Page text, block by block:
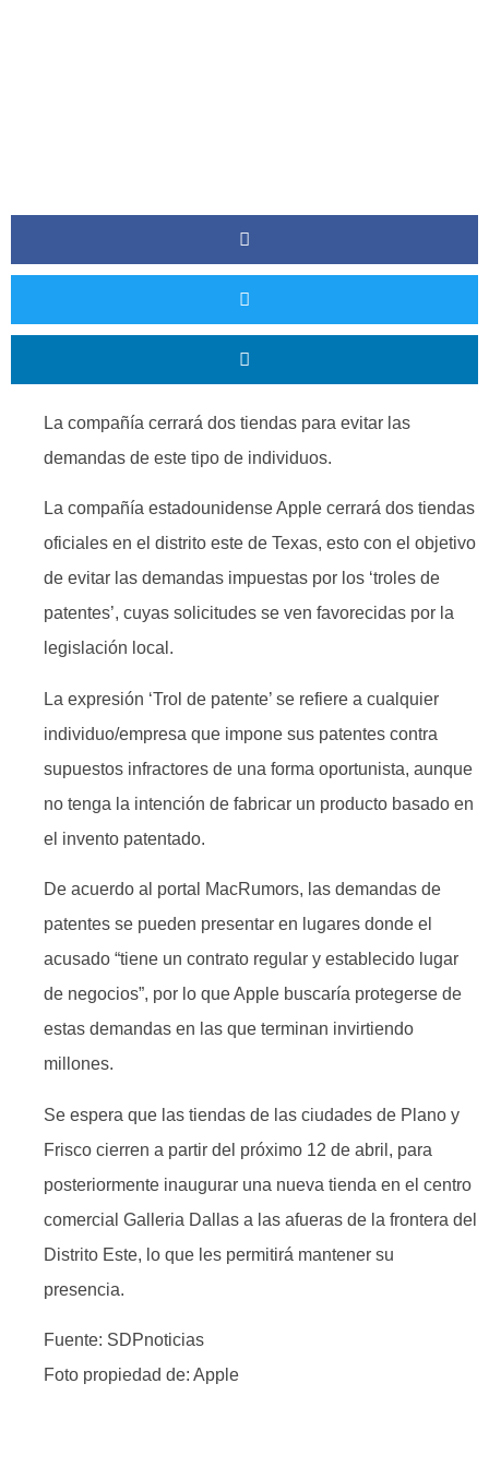
La compañía cerrará dos tiendas para evitar las
demandas de este tipo de individuos.
La compañía estadounidense Apple cerrará dos tiendas
oficiales en el distrito este de Texas, esto con el objetivo
de evitar las demandas impuestas por los ‘troles de
patentes’, cuyas solicitudes se ven favorecidas por la
legislación local.
La expresión ‘Trol de patente’ se refiere a cualquier
individuo/empresa que impone sus patentes contra
supuestos infractores de una forma oportunista, aunque
no tenga la intención de fabricar un producto basado en
el invento patentado.
De acuerdo al portal MacRumors, las demandas de
patentes se pueden presentar en lugares donde el
acusado “tiene un contrato regular y establecido lugar
de negocios”, por lo que Apple buscaría protegerse de
estas demandas en las que terminan invirtiendo
millones.
Se espera que las tiendas de las ciudades de Plano y
Frisco cierren a partir del próximo 12 de abril, para
posteriormente inaugurar una nueva tienda en el centro
comercial Galleria Dallas a las afueras de la frontera del
Distrito Este, lo que les permitirá mantener su
presencia.
Fuente: SDPnoticias
Foto propiedad de: Apple